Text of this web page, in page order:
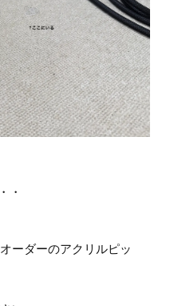
・
ーダーのアクリルピッ